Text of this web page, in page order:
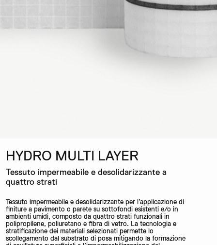
HYDRO MULTI LAYER
Tessuto impermeabile e desolidarizzante a
quattro strati
Tessuto impermeabile e desolidarizzante per l’applicazione di
finiture a pavimento o parete su sottofondi esistenti e/o in
ambienti umidi, composto da quattro strati funzionali in
polipropilene, poliuretano e fibra di vetro. La tecnologia e
stratificazione dei materiali selezionati permette lo
scollegamento dal substrato di posa mitigando la formazione